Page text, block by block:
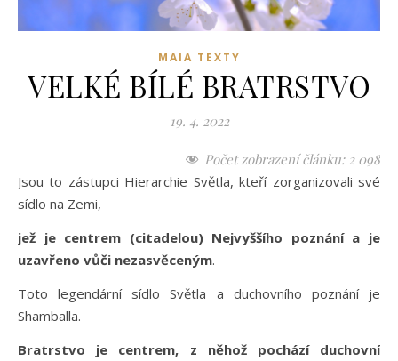
MAIA TEXTY
VELKÉ BÍLÉ BRATRSTVO
19. 4. 2022
Počet zobrazení článku: 2 098
Jsou to zástupci Hierarchie Světla, kteří zorganizovali své
sídlo na Zemi,
jež je centrem (citadelou) Nejvyššího poznání a je
uzavřeno vůči nezasvěceným.
Toto legendární sídlo Světla a duchovního poznání je
Shamballa.
Bratrstvo je centrem, z něhož pochází duchovní